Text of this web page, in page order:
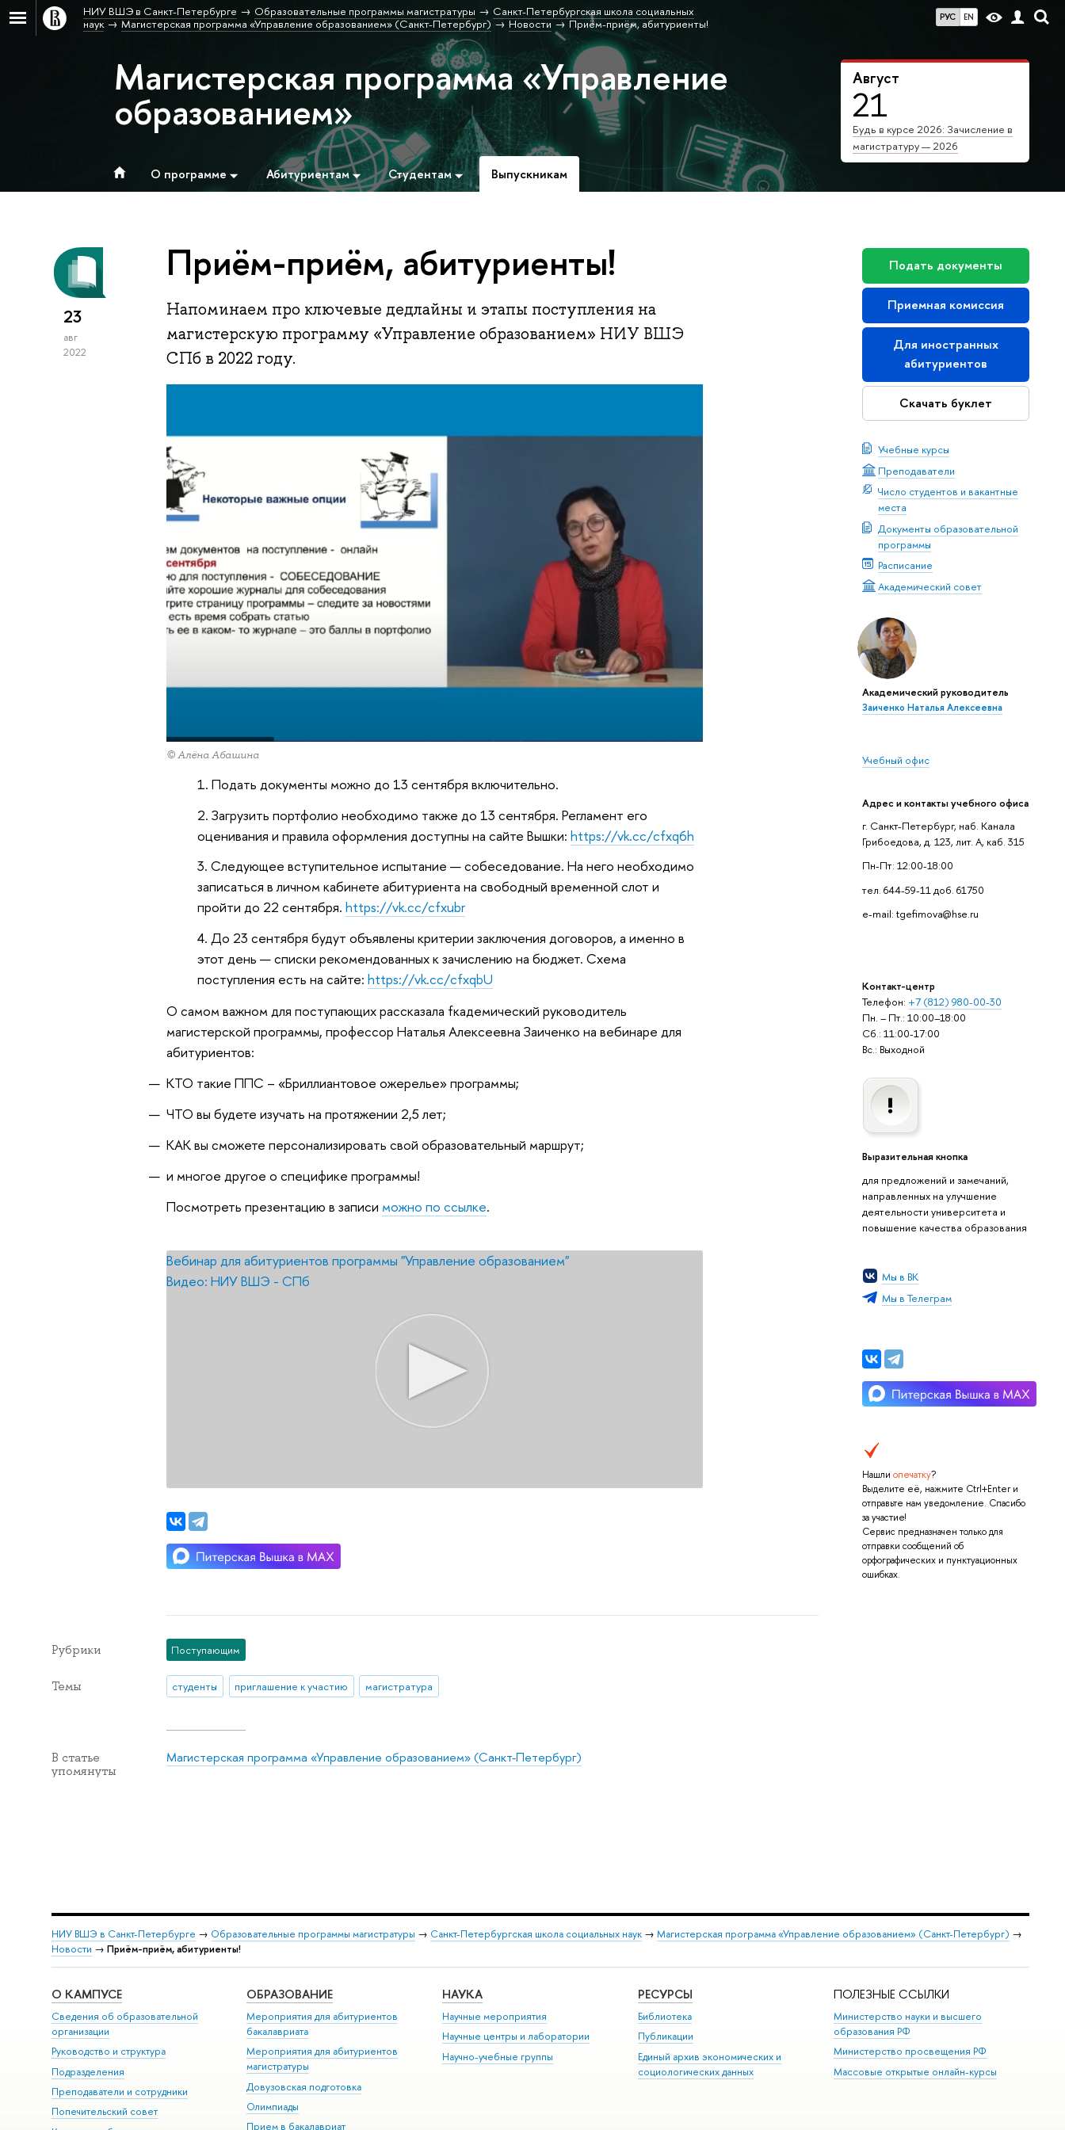
РУС EN
НИУ ВШЭ в Санкт-Петербурге Образовательные программы магистратуры
Санкт-Петербургская школа социальных
наук
Магистерская программа «Управление образованием» (Санкт-Петербург) Новости Приём-приём, абитуриенты!
Август
21
Будь в курсе 2026: Зачисление в
магистратуру — 2026
Магистерская программа «Управление
образованием»
О программе Абитуриентам Студентам Выпускникам
Подать документы
Приемная комиссия
Для иностранных
абитуриентов
Скачать буклет
Учебные курсы
Преподаватели
Число студентов и вакантные
места
Документы образовательной
программы
Расписание
Академический совет
Академический руководитель
Заиченко Наталья Алексеевна
Учебный офис
Адрес и контакты учебного офиса
г. Санкт-Петербург, наб. Канала
Грибоедова, д. 123, лит. А, каб. 315
Пн-Пт: 12:00-18:00
тел. 644-59-11 доб. 61750
e-mail: tgefimova@hse.ru
Контакт-центр
Телефон: +7 (812) 980-00-30
Пн. – Пт.: 10:00–18:00
Сб.: 11:00-17:00
Вс.: Выходной
Выразительная кнопка
для предложений и замечаний,
направленных на улучшение
деятельности университета и
повышение качества образования
Мы в ВК
Мы в Телеграм
Нашли опечатку?
Выделите её, нажмите Ctrl+Enter и
отправьте нам уведомление. Спасибо
за участие!
Сервис предназначен только для
отправки сообщений об
орфографических и пунктуационных
ошибках.
23
авг
2022
Приём-приём, абитуриенты!
Напоминаем про ключевые дедлайны и этапы поступления на
магистерскую программу «Управление образованием» НИУ ВШЭ
СПб в 2022 году.
© Алёна Абашина
Подать документы можно до 13 сентября включительно.
Загрузить портфолио необходимо также до 13 сентября. Регламент его
оценивания и правила оформления доступны на сайте Вышки: https://vk.cc/cfxq6h
Следующее вступительное испытание — собеседование. На него необходимо
записаться в личном кабинете абитуриента на свободный временной слот и
пройти до 22 сентября. https://vk.cc/cfxubr
До 23 сентября будут объявлены критерии заключения договоров, а именно в
этот день — списки рекомендованных к зачислению на бюджет. Схема
поступления есть на сайте: https://vk.cc/cfxqbU
О самом важном для поступающих рассказала fкадемический руководитель
магистерской программы, профессор Наталья Алексеевна Заиченко на вебинаре для
абитуриентов:
КТО такие ППС – «Бриллиантовое ожерелье» программы;
ЧТО вы будете изучать на протяжении 2,5 лет;
КАК вы сможете персонализировать свой образовательный маршрут;
и многое другое о специфике программы!
Посмотреть презентацию в записи можно по ссылке.
Вебинар для абитуриентов программы "Управление образованием"
Видео: НИУ ВШЭ - СПб
Рубрики Поступающим
Темы студенты приглашение к участию магистратура
В статье
упомянуты
Магистерская программа «Управление образованием» (Санкт-Петербург)
НИУ ВШЭ в Санкт-Петербурге → Образовательные программы магистратуры → Санкт-Петербургская школа социальных наук→ Магистерская программа «Управление образованием» (Санкт-Петербург) →
Новости → Приём-приём, абитуриенты!
О КАМПУСЕ
Сведения об образовательной
организации
Руководство и структура
Подразделения
Преподаватели и сотрудники
Попечительский совет
ОБРАЗОВАНИЕ
Мероприятия для абитуриентов
бакалавриата
Мероприятия для абитуриентов
магистратуры
Довузовская подготовка
Олимпиады
Прием в бакалавриат
НАУКА
Научные мероприятия
Научные центры и лаборатории
Научно-учебные группы
РЕСУРСЫ
Библиотека
Публикации
Единый архив экономических и
социологических данных
ПОЛЕЗНЫЕ ССЫЛКИ
Министерство науки и высшего
образования РФ
Министерство просвещения РФ
Массовые открытые онлайн-курсы